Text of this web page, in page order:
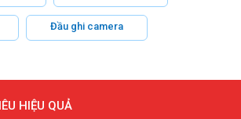
Đầu ghi camera
HIỆU QUẢ